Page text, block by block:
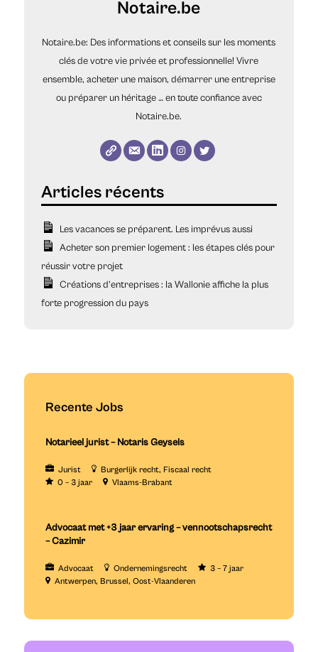
Notaire.be
Notaire.be: Des informations et conseils sur les moments
clés de votre vie privée et professionnelle! Vivre
ensemble, acheter une maison, démarrer une entreprise
ou préparer un héritage … en toute confiance avec
Notaire.be.
Les vacances se préparent. Les imprévus aussi
Acheter son premier logement : les étapes clés pour
réussir votre projet
Créations d’entreprises : la Wallonie affiche la plus
forte progression du pays
Recente Jobs
Notarieel jurist – Notaris Geysels
Jurist Burgerlijk recht Fiscaal recht
0 – 3 jaar
Vlaams-Brabant
Advocaat met +3 jaar ervaring – vennootschapsrecht
– Cazimir
Advocaat Ondernemingsrecht
3 – 7 jaar
Antwerpen Brussel Oost-Vlaanderen